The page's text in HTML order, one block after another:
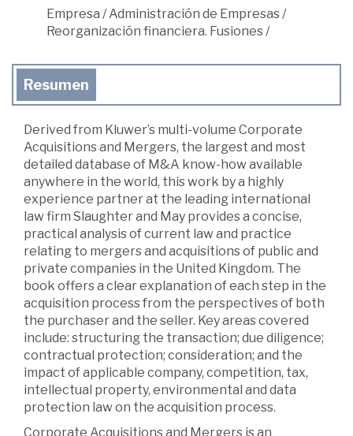
Empresa /Administración de Empresas/
Reorganización financiera. Fusiones/
Resumen
Derived from Kluwer’s multi-volume Corporate
Acquisitions and Mergers, the largest and most
detailed database of M&A know-how available
anywhere in the world, this work by a highly
experience partner at the leading international
law firm Slaughter and May provides a concise,
practical analysis of current law and practice
relating to mergers and acquisitions of public and
private companies in the United Kingdom. The
book offers a clear explanation of each step in the
acquisition process from the perspectives of both
the purchaser and the seller. Key areas covered
include: structuring the transaction; due diligence;
contractual protection; consideration; and the
impact of applicable company, competition, tax,
intellectual property, environmental and data
protection law on the acquisition process.
Corporate Acquisitions and Mergers is an